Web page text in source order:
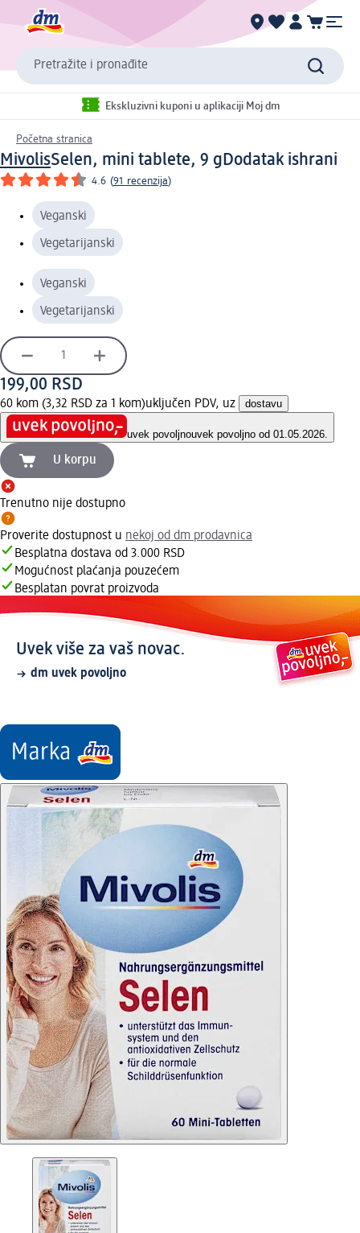
Pretražite i pronađite
Ekskluzivni kuponi u aplikaciji Moj dm
Početna stranica
MivolisSelen, mini tablete, 9 gDodatak ishrani
4.6 (91 recenzija)
Veganski
Vegetarijanski
Veganski
Vegetarijanski
199,00 RSD
60 kom (3,32 RSD za 1 kom)uključen PDV, uz dostavu
uvek povoljnouvek povoljno od 01.05.2026.
U korpu
Trenutno nije dostupno
Proverite dostupnost u nekoj od dm prodavnica
Besplatna dostava od 3.000 RSD
Mogućnost plaćanja pouzećem
Besplatan povrat proizvoda
Uvek više za vaš novac.
dm uvek povoljno